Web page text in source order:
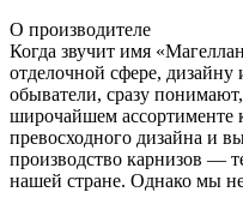
О производителе
Когда звучит имя
отделочной сфере, дизайну
обыватели, сразу
широчайшем ассортименте
превосходного дизайна и
производство карнизов —
нашей стране. Однако мы